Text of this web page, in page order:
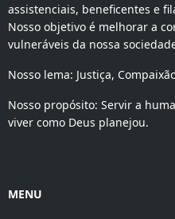
assistenciais, beneficentes e
Nosso objetivo é melhorar a
vulneráveis da nossa
Nosso lema: Justiça,
Nosso propósito: Servir a
viver como Deus planejou.
MENU